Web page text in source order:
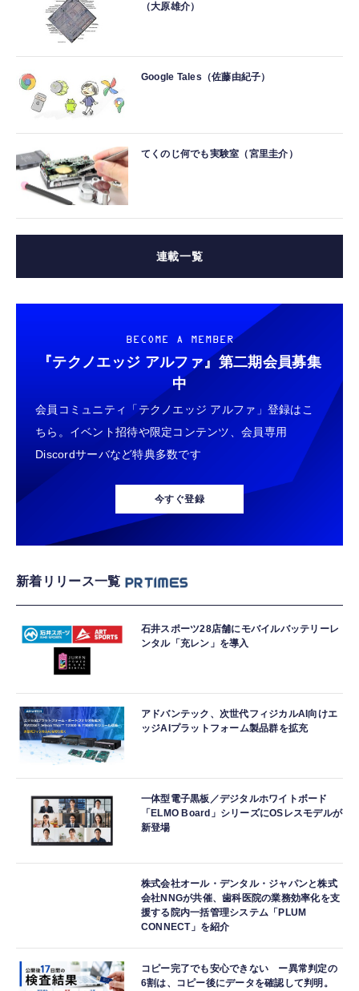
（大原雄介）
Google Tales（佐藤由紀子）
てくのじ何でも実験室（宮里圭介）
連載一覧
BECOME A MEMBER
『テクノエッジ アルファ』 第二期会員募集
中
会員コミュニティ「テクノエッジ アルファ」登録はこ
ちら。イベント招待や限定コンテンツ、会員専用
Discordサーバなど特典多数です
今すぐ登録
新着リリース一覧
石井スポーツ28店舗にモバイルバッテリーレ
ンタル「充レン」を導入
アドバンテック、次世代フィジカルAI向けエ
ッジAIプラットフォーム製品群を拡充
一体型電子黒板／デジタルホワイトボード
「ELMO Board」シリーズにOSレスモデルが
新登場
株式会社オール・デンタル・ジャパンと株式
会社NNGが共催、歯科医院の業務効率化を支
援する院内一括管理システム「PLUM
CONNECT」を紹介
コピー完了でも安心できない ー異常判定の
6割は、コピー後にデータを確認して判明。